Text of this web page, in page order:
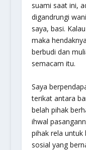
suami saat ini,
digandrungi
saya, basi.
maka
berbudi dan
semacam itu.
Saya
terikat antara
belah pihak
ihwal
pihak rela untuk
sosial yang